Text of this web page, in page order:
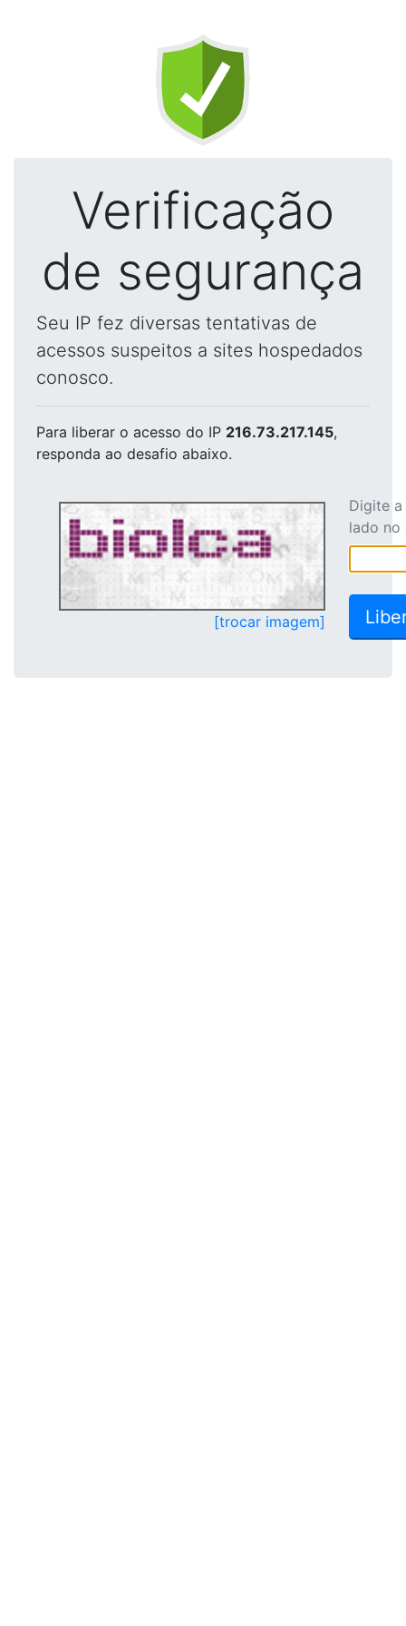
Verificação
de segurança
Seu IP fez diversas tentativas de
acessos suspeitos a sites hospedados
conosco.
Para liberar o acesso do IP 216.73.217.145,
responda ao desafio abaixo.
[trocar imagem]
Digite
lado no